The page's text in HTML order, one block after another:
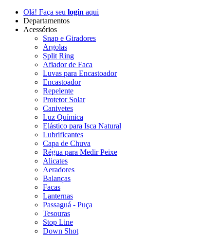
Olá! Faça seu login aqui
Departamentos
Acessórios
Snap e Giradores
Argolas
Split Ring
Afiador de Faca
Luvas para Encastoador
Encastoador
Repelente
Protetor Solar
Canivetes
Luz Química
Elástico para Isca Natural
Lubrificantes
Capa de Chuva
Régua para Medir Peixe
Alicates
Aeradores
Balanças
Facas
Lanternas
Passaguá - Puça
Tesouras
Stop Line
Down Shot